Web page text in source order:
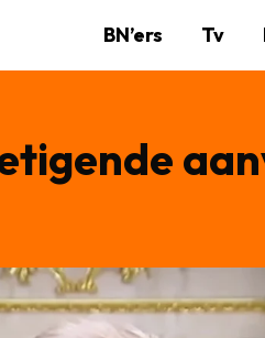
BN’ers Tv